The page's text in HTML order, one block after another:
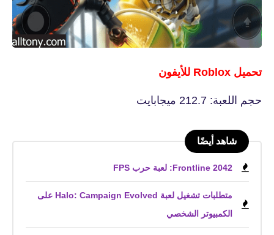
تحميل Roblox‏ للأيفون
حجم اللعبة: 212.7 ميجابايت
شاهد أيضًا
Frontline 2042: لعبة حرب FPS
متطلبات تشغيل لعبة Halo: Campaign Evolved على
الكمبيوتر الشخصي